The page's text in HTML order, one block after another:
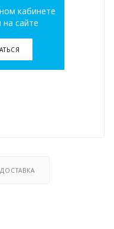
кабинете
на сайте
ДОСТАВКА